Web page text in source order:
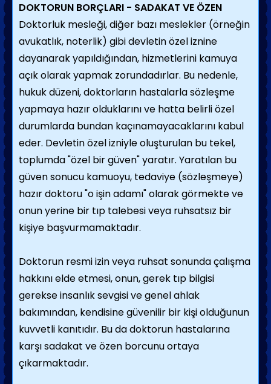
DOKTORUN BORÇLARI - SADAKAT VE ÖZEN
Doktorluk mesleği, diğer bazı meslekler (örneğin
avukatlık, noterlik) gibi devletin özel iznine
dayanarak yapıldığından, hizmetlerini kamuya
açık olarak yapmak zorundadırlar. Bu nedenle,
hukuk düzeni, doktorların hastalarla sözleşme
yapmaya hazır olduklarını ve hatta belirli özel
durumlarda bundan kaçınamayacaklarını kabul
eder. Devletin özel izniyle oluşturulan bu tekel,
toplumda "özel bir güven" yaratır. Yaratılan bu
güven sonucu kamuoyu, tedaviye (sözleşmeye)
hazır doktoru "o işin adamı" olarak görmekte ve
onun yerine bir tıp talebesi veya ruhsatsız bir
kişiye başvurmamaktadır.
Doktorun resmi izin veya ruhsat sonunda çalışma
hakkını elde etmesi, onun, gerek tıp bilgisi
gerekse insanlık sevgisi ve genel ahlak
bakımından, kendisine güvenilir bir kişi olduğunun
kuvvetli kanıtıdır. Bu da doktorun hastalarına
karşı sadakat ve özen borcunu ortaya
çıkarmaktadır.